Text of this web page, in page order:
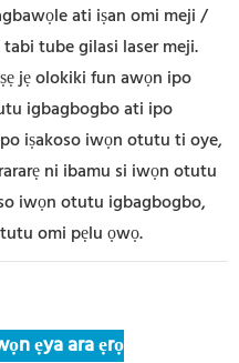
ati iṣan omi meji /
tube gilasi laser meji.
jẹ olokiki fun awọn ipo
igbagbogbo ati ipo
iṣakoso iwọn otutu ti oye,
ni ibamu si iwọn otutu
iwọn otutu igbagbogbo,
omi pẹlu ọwọ.
ẹya ara ẹrọ